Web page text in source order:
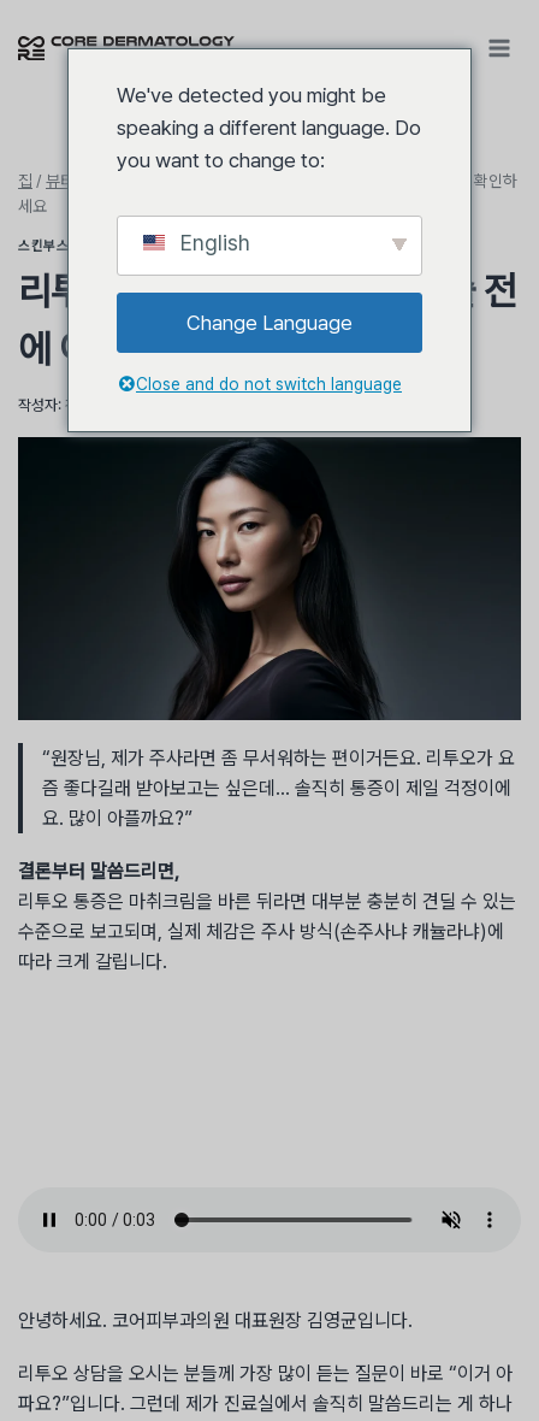
집 / 뷰티
리투오 통증이 걱정된다면, 시술 전에 이것부터 확인하
세요
스킨부스터
리투오 통증이 걱정된다면, 시술 전
에 이것부터 확인하세요
작성자: 김영균 원장
“원장님, 제가 주사라면 좀 무서워하는 편이거든요. 리투오가 요
즘 좋다길래 받아보고는 싶은데… 솔직히 통증이 제일 걱정이에
요. 많이 아플까요?”
결론부터 말씀드리면,
리투오 통증은 마취크림을 바른 뒤라면 대부분 충분히 견딜 수 있는
수준으로 보고되며, 실제 체감은 주사 방식(손주사냐 캐뉼라냐)에
따라 크게 갈립니다.
안녕하세요. 코어피부과의원 대표원장 김영균입니다.
리투오 상담을 오시는 분들께 가장 많이 듣는 질문이 바로 “이거 아
파요?”입니다. 그런데 제가 진료실에서 솔직히 말씀드리는 게 하나
We've detected you might be
speaking a different language. Do
you want to change to:
English
Change Language
Close and do not switch language